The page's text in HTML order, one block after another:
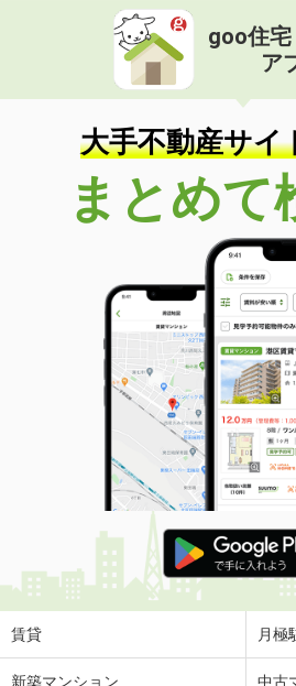
goo住
ア
大手不動産サイ
まとめて
賃貸 月極
新築マンション 中古